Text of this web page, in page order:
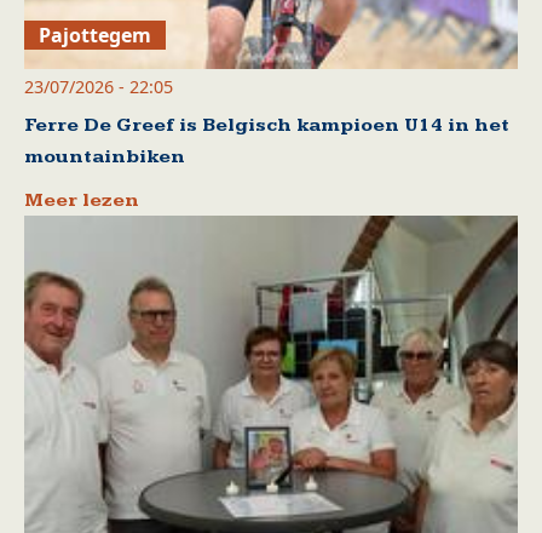
Pajottegem
23/07/2026 - 22:05
Ferre De Greef is Belgisch kampioen U14 in het
mountainbiken
Meer lezen